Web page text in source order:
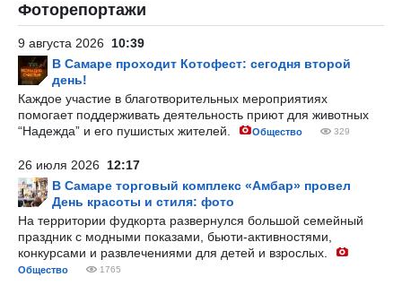
Фоторепортажи
9 августа 2026 10:39
В Самаре проходит Котофест: сегодня второй
день!
Каждое участие в благотворительных мероприятиях
помогает поддерживать деятельность приют для животных
“Надежда” и его пушистых жителей.
Общество 329
26 июля 2026 12:17
В Самаре торговый комплекс «Амбар» провел
День красоты и стиля: фото
На территории фудкорта развернулся большой семейный
праздник с модными показами, бьюти-активностями,
конкурсами и развлечениями для детей и взрослых.
Общество 1765